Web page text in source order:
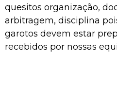
quesitos organização,
arbitragem, disciplina
garotos devem estar
recebidos por nossas